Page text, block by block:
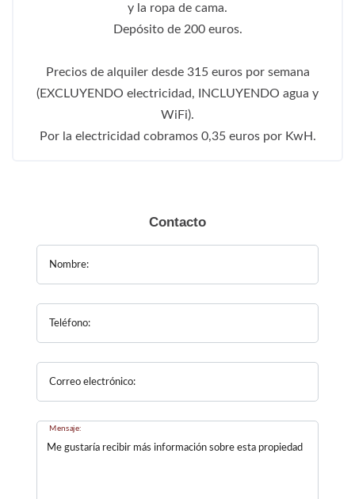
y la ropa de cama.
Depósito de 200 euros.
Precios de alquiler desde 315 euros por semana
(EXCLUYENDO electricidad, INCLUYENDO agua y
WiFi).
Por la electricidad cobramos 0,35 euros por KwH.
Contacto
Nombre:
Teléfono:
Correo electrónico:
Mensaje: